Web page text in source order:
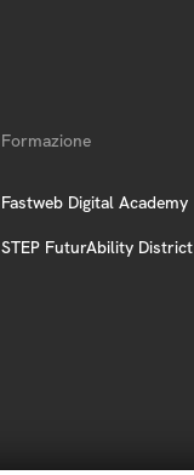
Formazione
Fastweb Digital Academy
STEP FuturAbility District